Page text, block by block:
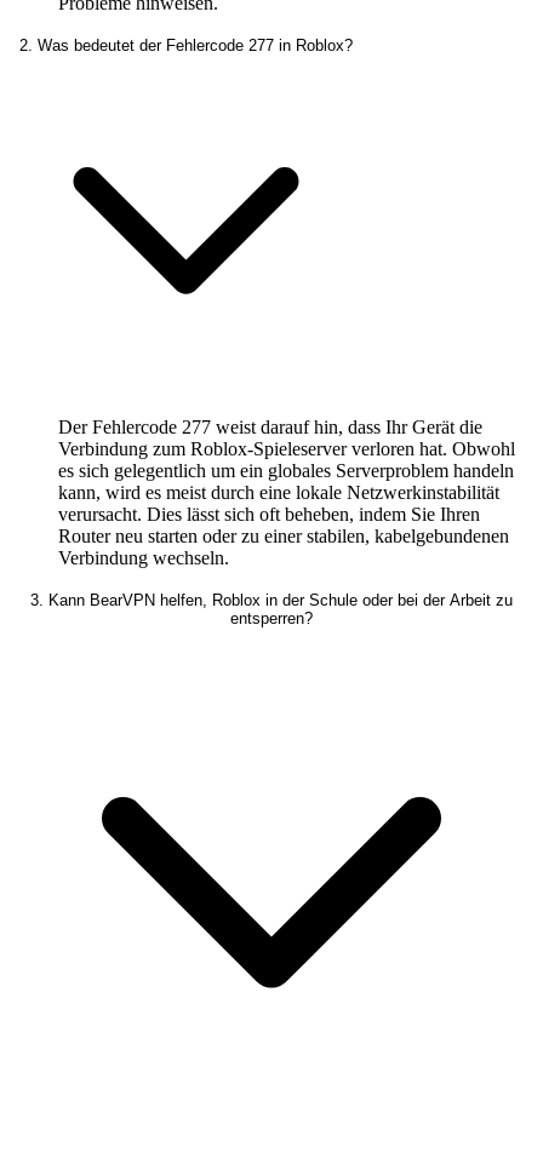
Der Fehlercode 277 weist darauf hin, dass Ihr Gerät die
Verbindung zum Roblox-Spieleserver verloren hat. Obwohl
es sich gelegentlich um ein globales Serverproblem handeln
kann, wird es meist durch eine lokale Netzwerkinstabilität
verursacht. Dies lässt sich oft beheben, indem Sie Ihren
Router neu starten oder zu einer stabilen, kabelgebundenen
Verbindung wechseln.
3. Kann BearVPN helfen, Roblox in der Schule oder bei der Arbeit zu